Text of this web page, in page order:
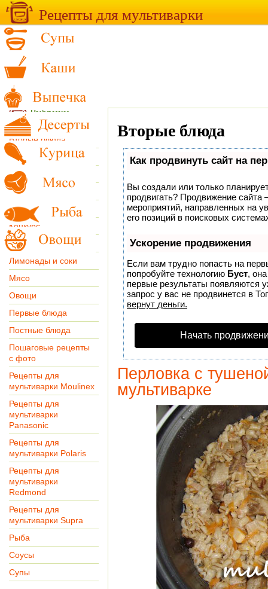
Рецепты для мультиварки
Рубрики
Вторые блюда
Выпечка
Десерты
закуски
Каши
Конкурс
Курица
Лимонады и соки
Мясо
Овощи
Первые блюда
Постные блюда
Пошаговые рецепты
с фото
Рецепты для
мультиварки Moulinex
Рецепты для
мультиварки
Panasonic
Рецепты для
мультиварки Polaris
Рецепты для
мультиварки
Redmond
Рецепты для
мультиварки Supra
Рыба
Соусы
Супы
Вторые блюда
Как продвинуть сайт на
Вы создали или только
продвигать? Продвижение сайта
мероприятий, направленных на
его позиций в поисковых
Ускорение продвижения
Если вам трудно попасть на
попробуйте технологию Буст,
первые результаты появляются
запрос у вас не продвинется в
вернут деньги.
Начать
Перловка с
мультиварке